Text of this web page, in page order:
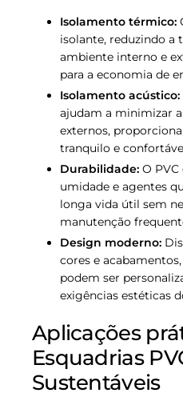
Isolamento térmico:
isolante, reduzindo a
ambiente interno e
para a economia de
Isolamento acústico:
ajudam a minimizar
externos,
tranquilo e
Durabilidade: O
umidade e agentes
longa vida útil sem
manutenção
Design moderno:
cores e
podem ser
exigências estéticas
Aplicações
Esquadrias
Sustentáveis